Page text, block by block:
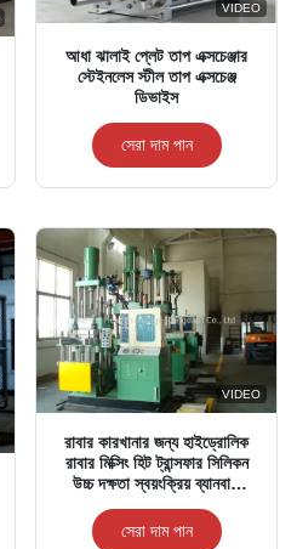
VIDEO
আধা ঝালাই প্লেট তাপ এক্সচেঞ্জার
স্টেইনলেস স্টীল তাপ এক্সচেঞ্জ
ডিভাইস
সেরা দাম পান
VIDEO
রাবার কারখানার জন্য হাইড্রোলিক
রাবার মিক্সিং হিট ট্রান্সফার সিলিকন
উচ্চ দক্ষতা স্বয়ংক্রিয় ব্যানবারি
সেরা দাম পান